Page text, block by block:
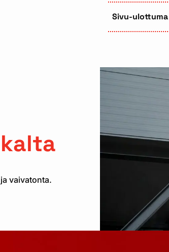
Sivu-ulottuma
vaivatonta.